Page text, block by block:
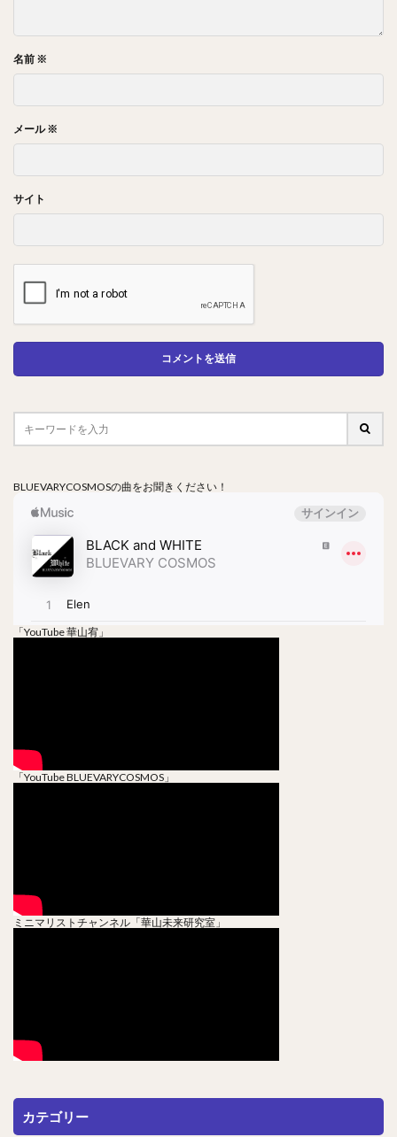
名前 ※
メール※
サイト
BLUEVARYCOSMOSの曲をお聞きください！
「YouTube 華山宥」
「YouTube BLUEVARYCOSMOS」
ミニマリストチャンネル「華山未来研究室」
カテゴリー